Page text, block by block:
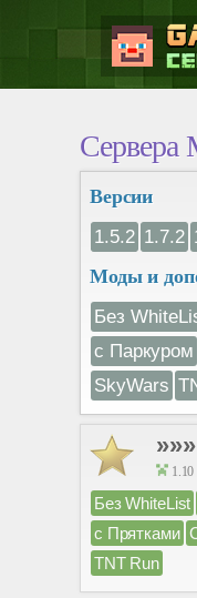
Сервера
Версии
1.5.2 1.7.2
Моды и
Без
с Паркуром
SkyWars
1.10
Без WhiteList
с Прятками
TNT Run